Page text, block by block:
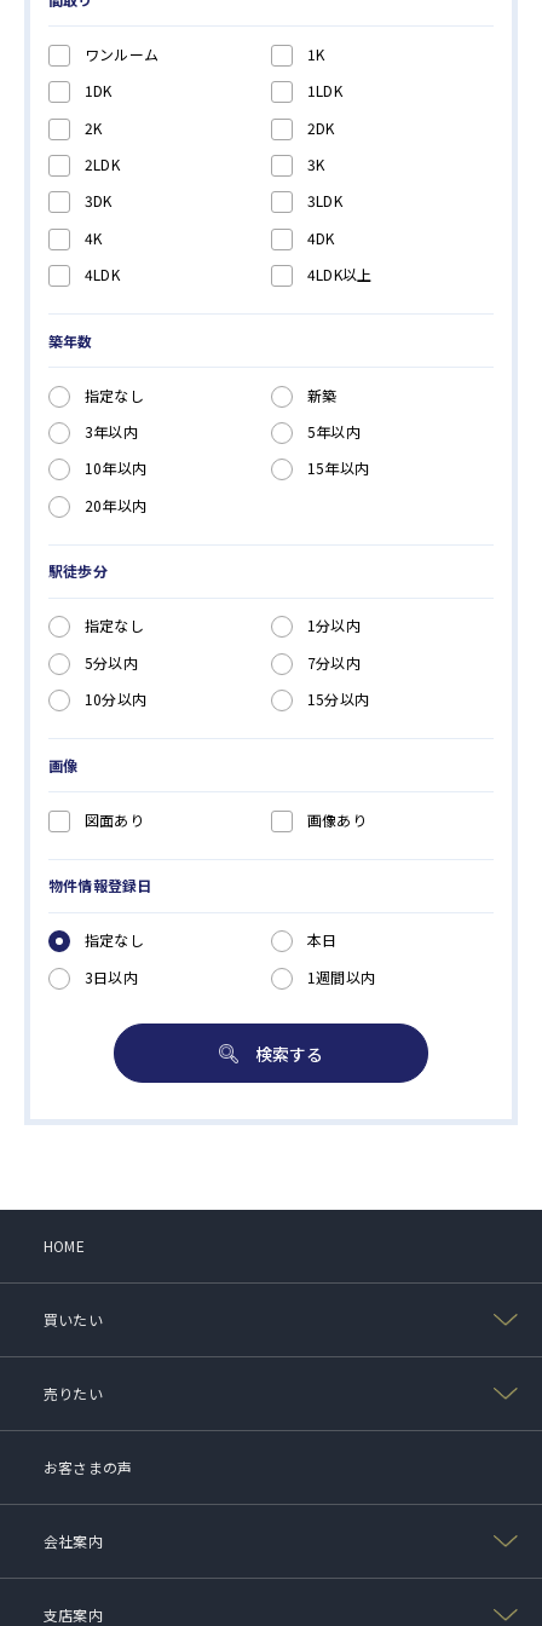
横浜市 都筑区（29件 /52件）
件）
ワンルーム
1K
1DK
1LDK
2K
2DK
2LDK
3K
3DK
3LDK
4K
4DK
4LDK
4LDK以上
築年数
指定なし
新築
3年以内
5年以内
10年以内
15年以内
20年以内
駅徒歩分
指定なし
1分以内
5分以内
7分以内
10分以内
15分以内
画像
図面あり 画像あり
物件情報登録日
指定なし
本日
3日以内
1週間以内
検索する
HOME
買いたい
売りたい
お客さまの声
会社案内
支店案内